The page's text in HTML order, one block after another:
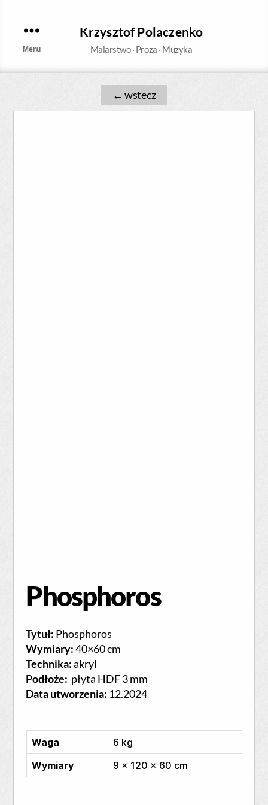
Krzysztof Polaczenko
Malarstwo · Proza · Muzyka
Menu
←
Phosphoros
Tytuł: Phosphoros
Wymiary:40×60 cm
Technika:akryl
Podłoże: płyta HDF 3 mm
Data utworzenia: 12.2024
Waga
6 kg
Wymiary
9 × 120 × 60 cm